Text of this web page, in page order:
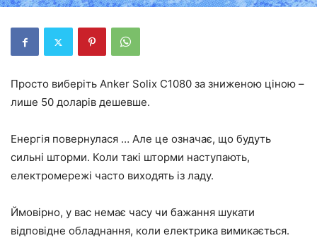
Просто виберіть Anker Solix C1080 за зниженою ціною –
лише 50 доларів дешевше.
Енергія повернулася … Але це означає, що будуть
сильні шторми. Коли такі шторми наступають,
електромережі часто виходять із ладу.
Ймовірно, у вас немає часу чи бажання шукати
відповідне обладнання, коли електрика вимикається.